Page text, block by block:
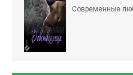
Современные